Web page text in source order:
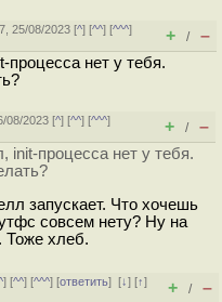
25/08/2023 [^] [^^] [^^^]
+ / –
процесса нет у тебя.
08/2023 [^] [^^] [^^^]
+ / –
init-процесса нет у тебя.
запускает. Что хочешь
совсем нету? Ну на
Тоже хлеб.
] [^^] [^^^] [ответить][↓] [↑]
+ / –